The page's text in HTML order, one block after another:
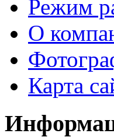
Режим
О
Карта